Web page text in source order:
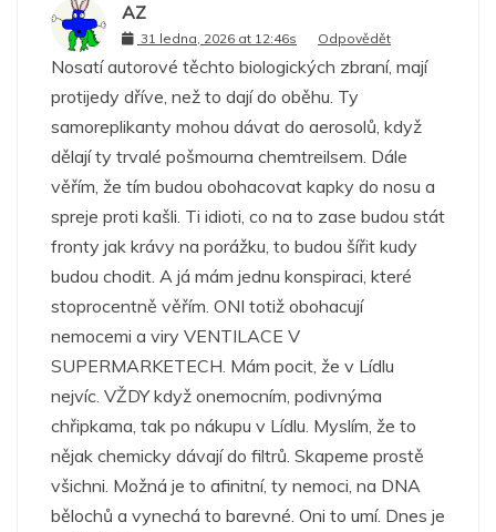
AZ
31 ledna, 2026 at 12:46s Odpovědět
Nosatí autorové těchto biologických zbraní, mají
protijedy dříve, než to dají do oběhu. Ty
samoreplikanty mohou dávat do aerosolů, když
dělají ty trvalé pošmourna chemtreilsem. Dále
věřím, že tím budou obohacovat kapky do nosu a
spreje proti kašli. Ti idioti, co na to zase budou stát
fronty jak krávy na porážku, to budou šířit kudy
budou chodit. A já mám jednu konspiraci, které
stoprocentně věřím. ONI totiž obohacují
nemocemi a viry VENTILACE V
SUPERMARKETECH. Mám pocit, že v Lídlu
nejvíc. VŽDY když onemocním, podivnýma
chřipkama, tak po nákupu v Lídlu. Myslím, že to
nějak chemicky dávají do filtrů. Skapeme prostě
všichni. Možná je to afinitní, ty nemoci, na DNA
bělochů a vynechá to barevné. Oni to umí. Dnes je